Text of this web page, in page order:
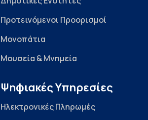
Προτεινόμενοι Προορισμοί
Μονοπάτια
Μουσεία & Μνημεία
Ψηφιακές Υπηρεσίες
Ηλεκτρονικές Πληρωμές